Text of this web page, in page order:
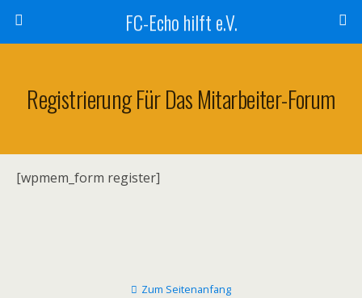
FC-Echo hilft e.V.
Registrierung Für Das Mitarbeiter-Forum
[wpmem_form register]
Zum Seitenanfang